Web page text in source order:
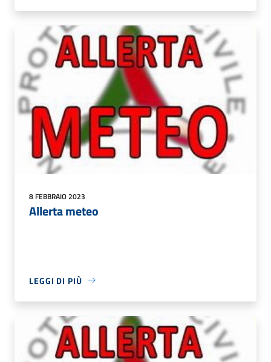
8 FEBBRAIO 2023
Allerta meteo
LEGGI DI PIÙ